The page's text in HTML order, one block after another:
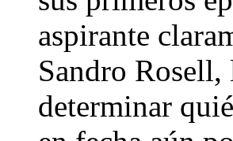
aspirante
Sandro Rosell,
determinar